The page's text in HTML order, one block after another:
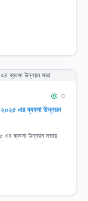
0
এর ব্যবসা উন্নয়ন
এর ব্যবসা উন্নয়ন সভায়